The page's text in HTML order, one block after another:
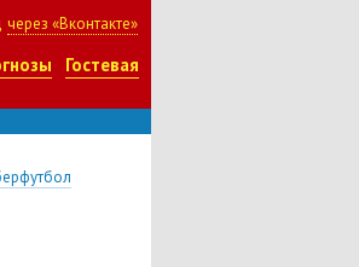
через «Вконтакте»
Гостевая